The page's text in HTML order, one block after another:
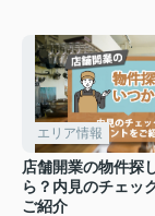
エリア情報
店舗開業の物件探
ら？内見のチェッ
ご紹介